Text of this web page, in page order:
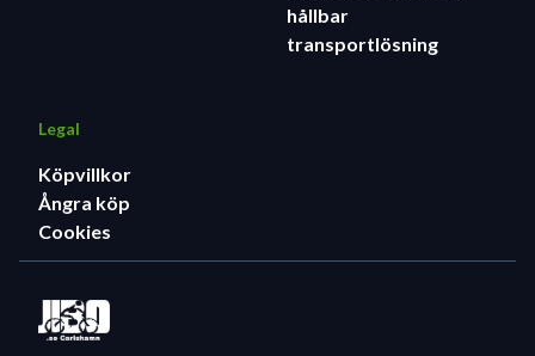
hållbar
transportlösning
Legal
Köpvillkor
Ångra köp
Cookies